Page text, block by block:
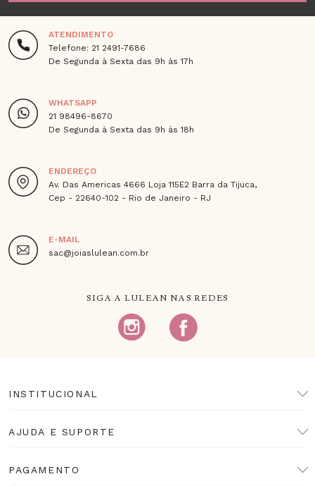
ATENDIMENTO
Telefone: 21 2491-7686
De Segunda à Sexta das 9h às 17h
WHATSAPP
21 98496-8670
De Segunda à Sexta das 9h às 18h
ENDEREÇO
Av. Das Americas 4666 Loja 115E2 Barra da Tijuca,
Cep - 22640-102 - Rio de Janeiro - RJ
E-MAIL
sac@joiaslulean.com.br
SIGA A LULEAN NAS REDES
INSTITUCIONAL
AJUDA E SUPORTE
PAGAMENTO